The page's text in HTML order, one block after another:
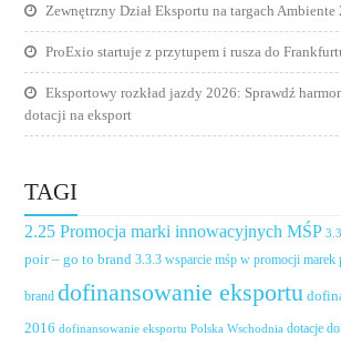
Zewnętrzny Dział Eksportu na targach Ambiente
ProExio startuje z przytupem i rusza do
Eksportowy rozkład jazdy 2026: Sprawdź
dotacji na eksport
TAGI
2.25 Promocja marki innowacyjnych MŚP
poir – go to brand 3.3.3 wsparcie mśp w promocji
brand dofinansowanie eksportu
2016 dofinansowanie eksportu Polska Wschodnia dotacje